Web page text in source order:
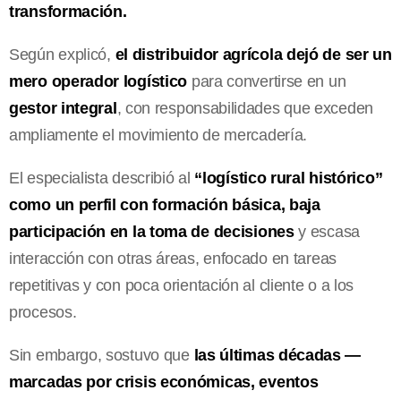
transformación.
Según explicó, el distribuidor agrícola dejó de ser un
mero operador logístico para convertirse en un
gestor integral , con responsabilidades que exceden
ampliamente el movimiento de mercadería.
El especialista describió al “logístico rural histórico”
como un perfil con formación básica, baja
participación en la toma de decisionesy escasa
interacción con otras áreas, enfocado en tareas
repetitivas y con poca orientación al cliente o a los
procesos.
Sin embargo, sostuvo que las últimas décadas —
marcadas por crisis económicas, eventos